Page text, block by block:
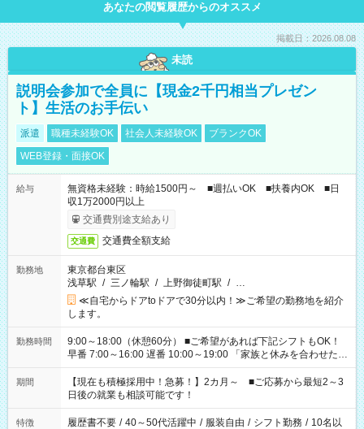
あなたの閲覧履歴からのオススメ
掲載日：2026.08.08
未読
説明会参加で全員に【現金2千円相当プレゼン
ト】生活のお手伝い
派遣 職種未経験OK 社会人未経験OK
ブランクOK
WEB登録・面接OK
給与
無資格未経験：時給1500円～ ■週払いOK ■扶養内OK ■日
収1万2000円以上
交通費別途支給あり
交通費 交通費全額支給
勤務地
東京都台東区
浅草駅 / 三ノ輪駅 / 上野御徒町駅 / …
≪自宅からドアtoドアで30分以内！≫ご希望の勤務地を紹介
します。
勤務時間
9:00～18:00（休憩60分） ■ご希望があれば下記シフトもOK！
早番 7:00～16:00 遅番 10:00～19:00 「家族と休みを合わせた
い」 「余裕を持って夕飯の準備がしたい」 「できれば残業はし
たくない」 など、ご希望を教えてくださいね。 ※Wワーク希望
の方へ 今ご覧のお仕事で希望する勤務時間と、もう1つのお仕事
の勤務時間。 合計で週40時間を超える場合は応募できません。
期間
【現在も積極採用中！急募！】2カ月～ ■ご応募から最短2～3
日後の就業も相談可能です！
特徴 履歴書不要 / 40～50代活躍中 / 服装自由 / シフト勤務 / 10名以